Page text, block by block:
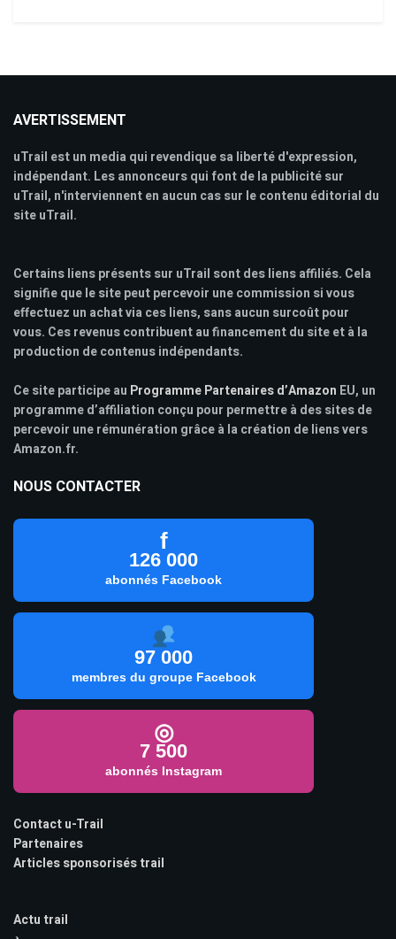
AVERTISSEMENT
uTrail est un media qui revendique sa liberté d'expression,
indépendant. Les annonceurs qui font de la publicité sur
uTrail, n'interviennent en aucun cas sur le contenu éditorial du
site uTrail.
Certains liens présents sur uTrail sont des liens affiliés. Cela
signifie que le site peut percevoir une commission si vous
effectuez un achat via ces liens, sans aucun surcoût pour
vous. Ces revenus contribuent au financement du site et à la
production de contenus indépendants.
Ce site participe au Programme Partenaires d’Amazon EU, un
programme d’affiliation conçu pour permettre à des sites de
percevoir une rémunération grâce à la création de liens vers
Amazon.fr.
NOUS CONTACTER
f
126 000
abonnés Facebook
97 000
membres du groupe Facebook
◎
7 500
abonnés Instagram
Contact u-Trail
Partenaires
Articles sponsorisés trail
Actu trail